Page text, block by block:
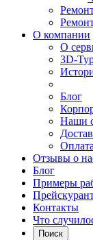
О компании
О
3D-
Блог
Наши
Оплата
Отзывы о
Блог
Примеры
Контакты
Что
Поиск